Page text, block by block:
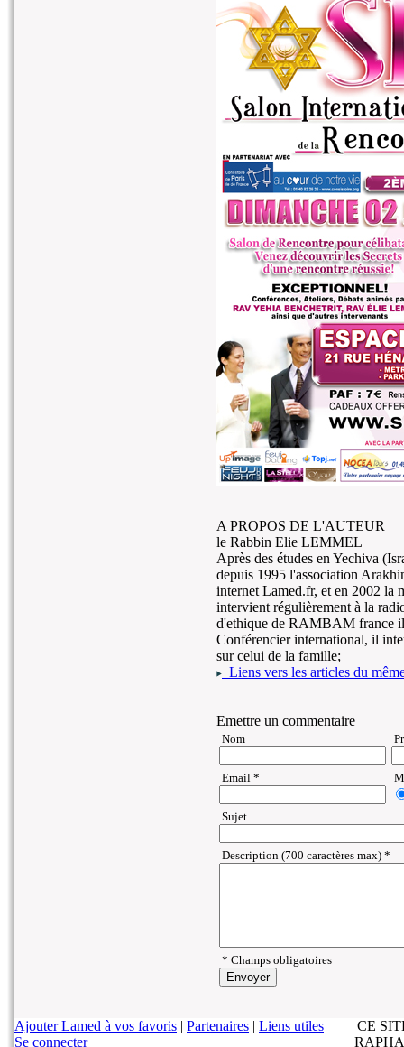
A PROPOS DE L'AUTEUR
le Rabbin Elie LEMMEL
Après des études en Yechiva
depuis 1995 l'association
internet Lamed.fr, et en 2002
intervient régulièrement à la
d'ethique de RAMBAM france
Conférencier international, il
sur celui de la famille;
Liens vers les articles du
Emettre un commentaire
Nom
Email *
Sujet
Description (700 caractères max) *
* Champs obligatoires
Ajouter Lamed à vos favoris | Partenaires | Liens utiles
Se connecter
CE